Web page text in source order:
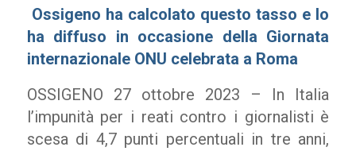
Ossigeno ha calcolato questo tasso e lo
ha diffuso in occasione della Giornata
internazionale ONU celebrata a Roma
OSSIGENO 27 ottobre 2023 – In Italia
l’impunità per i reati contro i giornalisti è
scesa di 4,7 punti percentuali in tre anni,